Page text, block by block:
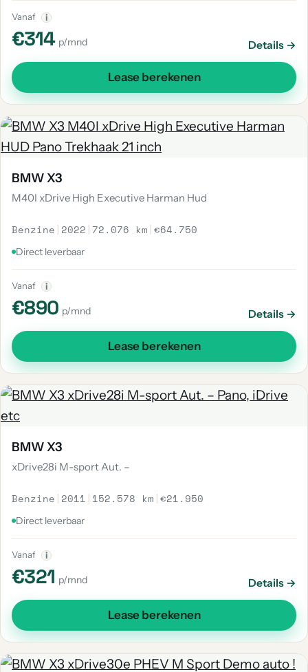
Vanaf i
€314 p/mnd Details →
Lease berekenen
BMW X3
M40I xDrive High Executive Harman Hud
Benzine | 2022 | 72.076 km |€64.750
Direct leverbaar
Vanaf i
€890 p/mnd Details →
Lease berekenen
BMW X3
xDrive28i M-sport Aut. –
Benzine | 2011 | 152.578 km |€21.950
Direct leverbaar
Vanaf i
€321 p/mnd Details →
Lease berekenen